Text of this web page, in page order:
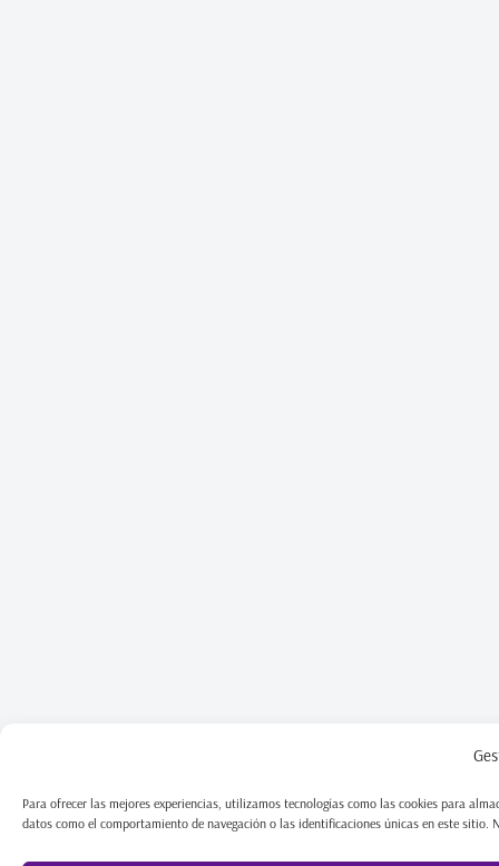
Para ofrecer las mejores experiencias, utilizamos tecnologías como las cookies para
datos como el comportamiento de navegación o las identificaciones únicas en este